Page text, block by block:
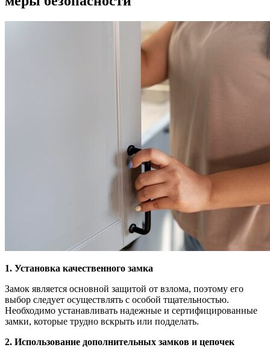
1. Установка качественного замка
Замок является основной защитой от взлома, поэтому его
выбор следует осуществлять с особой тщательностью.
Необходимо устанавливать надежные и сертифицированные
замки, которые трудно вскрыть или подделать.
2. Использование дополнительных замков и цепочек